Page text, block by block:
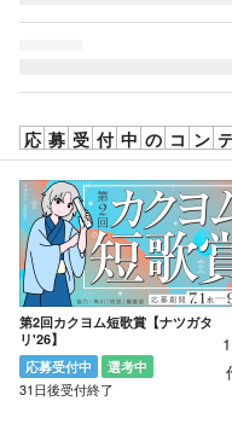
応募受付中のコン
第2回カクヨム短歌賞【ナツガタ
リ'26】
応募受付中
選考中
31日後受付終了